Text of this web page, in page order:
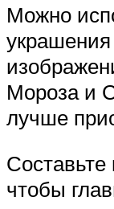
Можно
Мороза и
лучше
чтобы